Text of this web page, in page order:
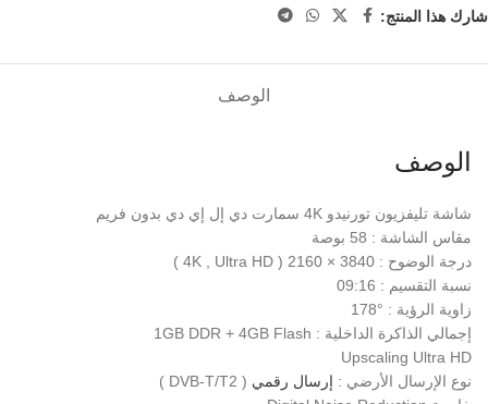
شارك هذا المنتج:
الوصف
الوصف
شاشة تليفزيون تورنيدو 4K سمارت دي إل إي دي بدون فريم
مقاس الشاشة : 58 بوصة
درجة الوضوح : 3840 × 2160 ( 4K , Ultra HD )
نسبة التقسيم : 09:16
زاوية الرؤية : °178
إجمالي الذاكرة الداخلية : 1GB DDR + 4GB Flash
Upscaling Ultra HD
نوع الإرسال الأرضي : إرسال رقمي ( DVB-T/T2 )